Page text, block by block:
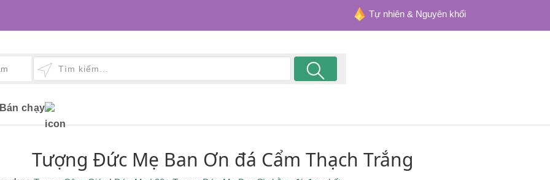
Tự nhiên & Nguyên khối
chạy
Tượng Đức Mẹ Ban Ơn đá Cẩm Thạch Trắng